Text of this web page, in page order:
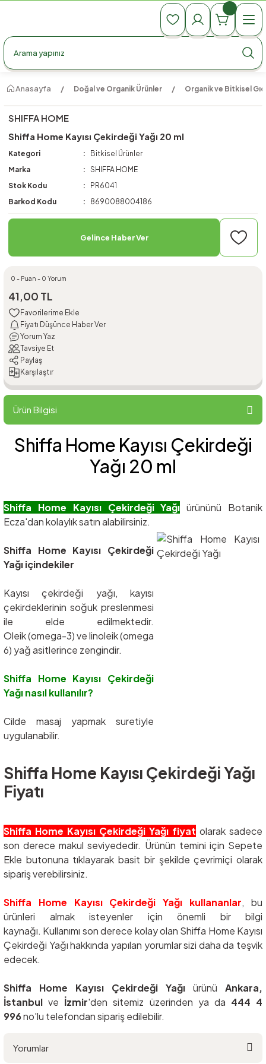
990 TL Üzeri Ücretsiz Kargo
990 TL Üzeri Ücretsiz Kargo
Anasayfa Doğal ve Organik Ürünler Organik ve Bitkisel
SHIFFA HOME
Shiffa Home Kayısı Çekirdeği Yağı 20 ml
Kategori
Bitkisel Ürünler
Marka
SHIFFA HOME
Stok Kodu
PR6041
Barkod Kodu
8690088004186
Gelince Haber Ver
0 - Puan - 0 Yorum
41,00 TL
Fiyatı Düşünce Haber Ver
Yorum Yaz
Tavsiye Et
Paylaş
Karşılaştır
Ürün Bilgisi
Shiffa Home Kayısı Çekirdeği
Yağı 20 ml
Shiffa Home Kayısı Çekirdeği Yağı ürününü Botanik
Ecza'dan kolaylık satın alabilirsiniz.
Shiffa Home Kayısı Çekirdeği
Yağı içindekiler
Kayısı çekirdeği yağı, kayısı
çekirdeklerinin soğuk preslenmesi
ile elde edilmektedir.
Oleik (omega-3) ve linoleik (omega
6) yağ asitlerince zengindir.
Shiffa Home Kayısı Çekirdeği
Yağı nasıl kullanılır?
Cilde masaj yapmak suretiyle
uygulanabilir.
Shiffa Home Kayısı Çekirdeği Yağı
Fiyatı
Shiffa Home Kayısı Çekirdeği Yağı fiyat olarak sadece
son derece makul seviyededir. Ürünün temini için Sepete
Ekle butonuna tıklayarak basit bir şekilde çevrimiçi olarak
sipariş verebilirsiniz.
Shiffa Home Kayısı Çekirdeği Yağı kullananlar, bu
ürünleri almak isteyenler için önemli bir bilgi
kaynağı. Kullanımı son derece kolay olan Shiffa Home Kayısı
Çekirdeği Yağı hakkında yapılan yorumlar sizi daha da teşvik
edecek.
Shiffa Home Kayısı Çekirdeği Yağı ürünü Ankara,
İstanbulve İzmir'den sitemiz üzerinden ya da 444 4
996no'lu telefondan sipariş edilebilir.
Yorumlar